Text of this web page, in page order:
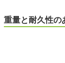
重量と耐久性の